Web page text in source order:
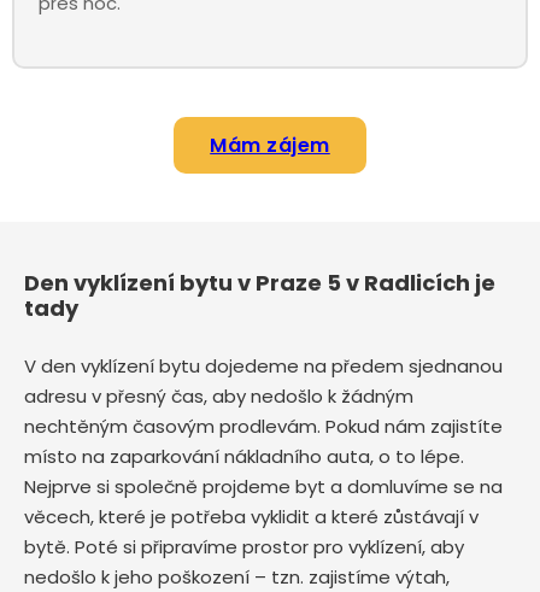
Mám zájem
Den vyklízení bytu v Praze 5 v Radlicích je
tady
V den vyklízení bytu dojedeme na předem sjednanou
adresu v přesný čas, aby nedošlo k žádným
nechtěným časovým prodlevám. Pokud nám zajistíte
místo na zaparkování nákladního auta, o to lépe.
Nejprve si společně projdeme byt a domluvíme se na
věcech, které je potřeba vyklidit a které zůstávají v
bytě. Poté si připravíme prostor pro vyklízení, aby
nedošlo k jeho poškození – tzn. zajistíme výtah,